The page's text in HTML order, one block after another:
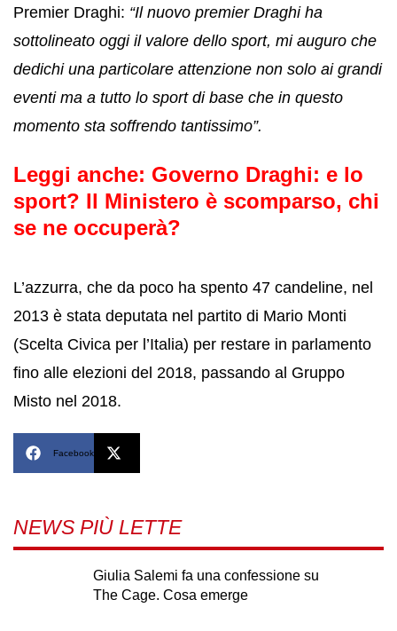
Premier Draghi: “Il nuovo premier Draghi ha
sottolineato oggi il valore dello sport, mi auguro che
dedichi una particolare attenzione non solo ai grandi
eventi ma a tutto lo sport di base che in questo
momento sta soffrendo tantissimo”.
Leggi anche: Governo Draghi: e lo
sport? Il Ministero è scomparso, chi
se ne occuperà?
L’azzurra, che da poco ha spento 47 candeline, nel
2013 è stata deputata nel partito di Mario Monti
(Scelta Civica per l’Italia) per restare in parlamento
fino alle elezioni del 2018, passando al Gruppo
Misto nel 2018.
Facebook
NEWS PIÙ LETTE
Giulia Salemi fa una confessione su
The Cage. Cosa emerge